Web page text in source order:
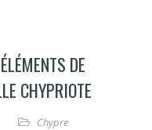
DE
CHYPRIOTE
Chypre